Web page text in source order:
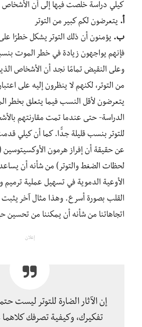
كيلي دراسة خلصت فيها إلى أن الأشخاص
أ. يتعرضون لكم كبير من التوتر
ب. يؤمنون أن ذلك التوتر يشكل خطرًا
فإنهم يواجهون زيادة في خطر الموت بنسبة
وعلى النقيض تمامًا نجد أن الأشخاص
من التوتر، لكنهم لا ينظرون إليه على
يتعرضون لأقل النسب فيما يتعلق بخطر
الدراسة- حتى عندما تمت مقارنتهم
للتوتر بنسب قليلة جدًّا. كما أن كيلي
عن حقيقة أن إفراز هرمون الأوكسيتوسين
لحظات الضغط والتوتر) من شأنه أن
الأوعية الدموية في تسهيل عملية ترميم
القلب بصورة أسرع. وهذا مثال آخر
اتجاهاتنا من شأنه أن يمكننا من تحسين
إعلان
إن الآثار الضارة للتوتر ليست
تفكيرك، وكيفية تصرفك